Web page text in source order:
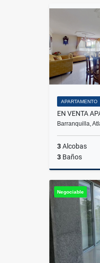
APARTAMENTO
EN VENTA
Barranquilla,
3Alcobas
3 Baños
Negociable